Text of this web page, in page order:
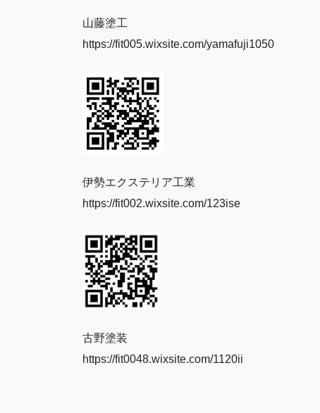
山藤塗工
https://fit005.wixsite.com/yamafuji1050
伊勢エクステリア工業
https://fit002.wixsite.com/123ise
古野塗装
https://fit0048.wixsite.com/1120ii